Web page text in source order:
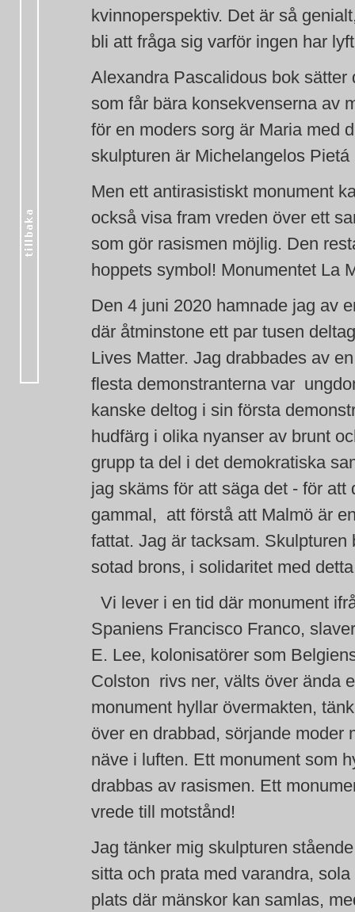
kvinnoperspektiv. Det är så
bli att fråga sig varför ingen har
Alexandra Pascalidous bok
som får bära konsekvenserna av
för en moders sorg är Maria med
skulpturen är Michelangelos
Men ett antirasistiskt monument
också visa fram vreden över ett
som gör rasismen möjlig. Den
hoppets symbol! Monumentet La
Den 4 juni 2020 hamnade jag av
där åtminstone ett par tusen
Lives Matter. Jag drabbades av
flesta demonstranterna var
kanske deltog i sin första
hudfärg i olika nyanser av brunt
grupp ta del i det demokratiska
jag skäms för att säga det - för
gammal, att förstå att Malmö är
fattat. Jag är tacksam.
sotad brons, i solidaritet med
Vi lever i en tid där monument
Spaniens Francisco Franco,
E. Lee, kolonisatörer som
Colston rivs ner, välts över ända
monument hyllar övermakten,
över en drabbad, sörjande moder
näve i luften. Ett monument som
drabbas av rasismen. Ett
vrede till motstånd!
Jag tänker mig skulpturen
sitta och prata med varandra,
plats där mänskor kan samlas,